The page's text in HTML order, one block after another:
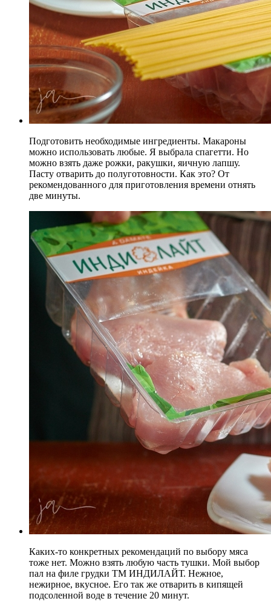
Подготовить необходимые ингредиенты. Макароны
можно использовать любые. Я выбрала спагетти. Но
можно взять даже рожки, ракушки, яичную лапшу.
Пасту отварить до полуготовности. Как это? От
рекомендованного для приготовления времени отнять
две минуты.
Каких-то конкретных рекомендаций по выбору мяса
тоже нет. Можно взять любую часть тушки. Мой выбор
пал на филе грудки ТМ ИНДИЛАЙТ. Нежное,
нежирное, вкусное. Его так же отварить в кипящей
подсоленной воде в течение 20 минут.